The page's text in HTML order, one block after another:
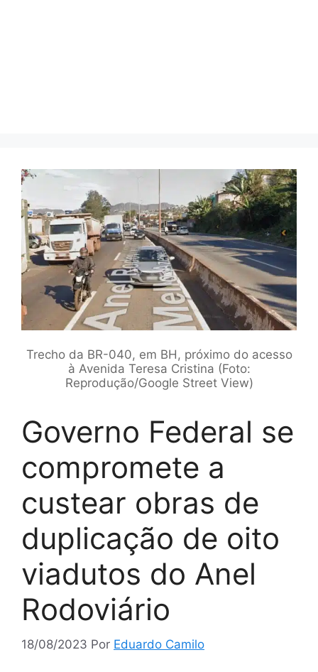
Trecho da BR-040, em BH, próximo do acesso
à Avenida Teresa Cristina (Foto:
Reprodução/Google Street View)
Governo Federal se
compromete a
custear obras de
duplicação de oito
viadutos do Anel
Rodoviário
18/08/2023 Por Eduardo Camilo